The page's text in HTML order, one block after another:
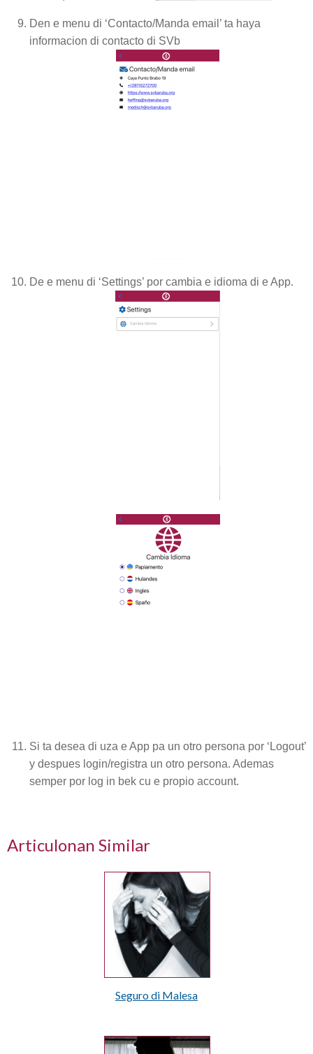
Den e menu di ‘Contacto/Manda email’ ta haya
informacion di contacto di SVb
De e menu di ‘Settings’ por cambia e idioma di e App.
Si ta desea di uza e App pa un otro persona por ‘Logout’
y despues login/registra un otro persona. Ademas
semper por log in bek cu e propio account.
Articulonan Similar
Seguro di Malesa